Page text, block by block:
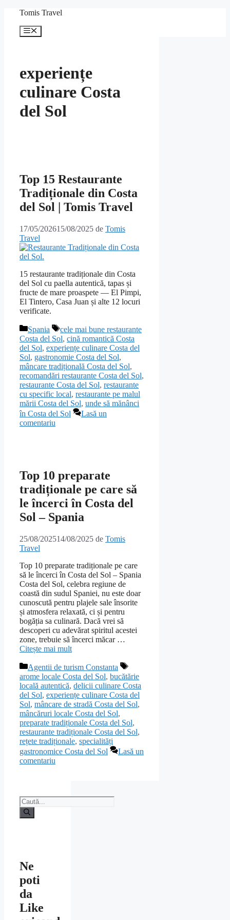
conținut
Tomis Travel
Meniu
experiențe
culinare Costa
del Sol
Top 15 Restaurante
Tradiționale din Costa
del Sol | Tomis Travel
17/05/202615/08/2025 de Tomis
Travel
15 restaurante tradiționale din Costa
del Sol cu paella autentică, tapas și
fructe de mare proaspete — El Pimpi,
El Tintero, Casa Juan și alte 12 locuri
verificate.
Categorii
Spania Etichete
cele mai bune restaurante
Costa del Sol, cină romantică Costa
del Sol, experiențe culinare Costa del
Sol, gastronomie Costa del Sol,
mâncare tradițională Costa del Sol,
recomandări restaurante Costa del Sol,
restaurante Costa del Sol, restaurante
cu specific local, restaurante pe malul
mării Costa del Sol, unde să mănânci
în Costa del Sol
Lasă un
comentariu
Top 10 preparate
tradiționale pe care să
le încerci în Costa del
Sol – Spania
25/08/202514/08/2025 de Tomis
Travel
Top 10 preparate tradiționale pe care
să le încerci în Costa del Sol – Spania
Costa del Sol, celebra regiune de
coastă din sudul Spaniei, nu este doar
cunoscută pentru plajele sale însorite
și atmosfera relaxată, ci și pentru
bogăția sa culinară. Dacă vrei să
descoperi cu adevărat spiritul acestei
zone, trebuie să încerci măcar …
Citește mai mult
Categorii
Agentii de turism Constanta
Etichete
arome locale Costa del Sol, bucătărie
locală autentică, delicii culinare Costa
del Sol, experiențe culinare Costa del
Sol, mâncare de stradă Costa del Sol,
mâncăruri locale Costa del Sol,
preparate tradiționale Costa del Sol,
restaurante tradiționale Costa del Sol,
rețete tradiționale, specialități
gastronomice Costa del Sol
Lasă un
comentariu
Caută
după:
Ne
poti
da
Like